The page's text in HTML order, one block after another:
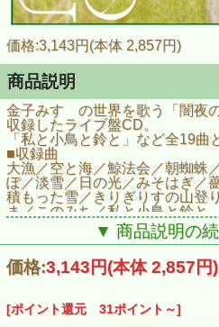
価格:3,143円(本体 2,857円)
商品説明
金子みすゞの世界を歌う「闇夜
収録したライブ盤CD。
「私と小鳥と鈴と」など全19曲
■収録曲
大漁／空と海／鯨法会／朝蜘蛛
ぽ／淡雪／日の光／みそはぎ／
積もった雪／きりぎりすの山登
ま／このみち／私と小鳥と鈴と
商品名：【CD】野田淳子「私
商品番号：CCD844
発売日：2005/11/03
▼ 商品説明の
価格:3,143円(本体 2,857円)
[ポイント還元 31ポイント～]